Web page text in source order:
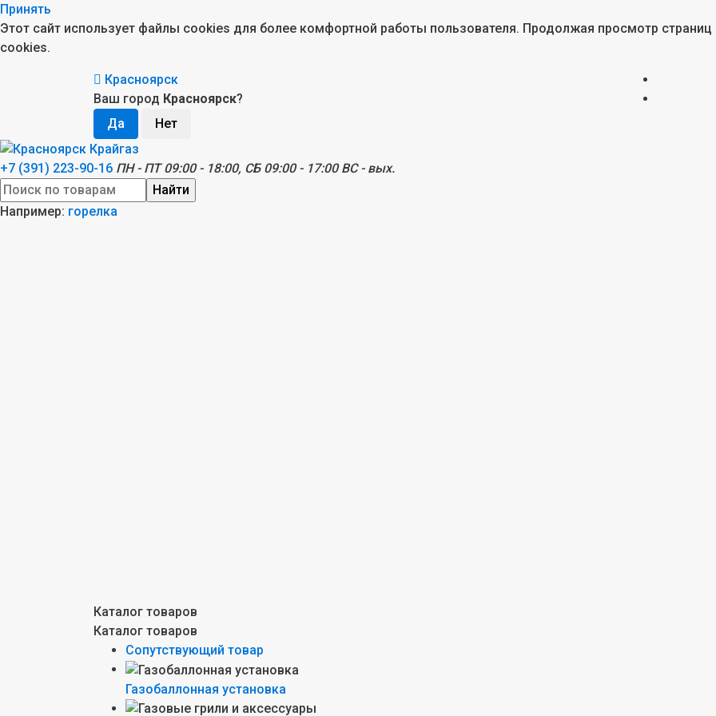
Принять
Этот сайт использует файлы cookies для более комфортной работы пользователя. Продолжая просмотр
cookies.
Красноярск
Ваш город Красноярск?
+7 (391) 223-90-16 ПН - ПТ 09:00 - 18:00, СБ 09:00 - 17:00 ВС - вых.
Найти
Например: горелка
Каталог товаров
Каталог товаров
Сопутствующий товар
Газобаллонная установка